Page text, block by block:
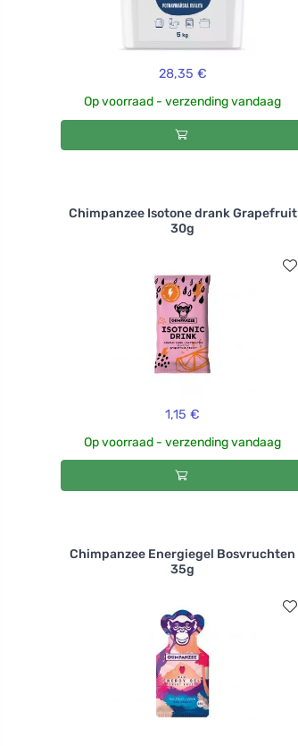
28,35 €
Op voorraad - verzending vandaag
Chimpanzee Isotone drank Grapefruit
30g
1,15 €
Op voorraad - verzending vandaag
Chimpanzee Energiegel Bosvruchten
35g